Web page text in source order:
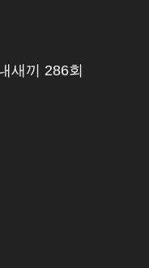
새끼 286회